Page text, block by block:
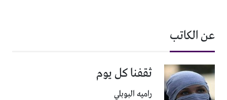
عن الكاتب
ثقفنا كل يوم
راميه البوبلي